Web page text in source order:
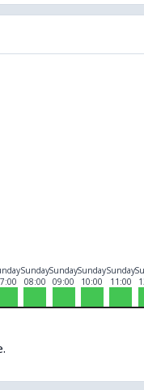
Sunday
08:00
Sunday
09:00
Sunday
10:00
Sunday
11:00